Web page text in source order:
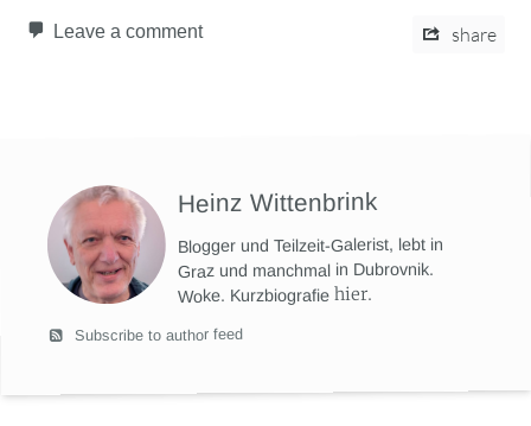
Leave a comment share
Heinz Wittenbrink
Blogger und Teilzeit-Galerist, lebt in
Graz und manchmal in Dubrovnik.
Woke. Kurzbiografiehier.
Subscribe to author feed